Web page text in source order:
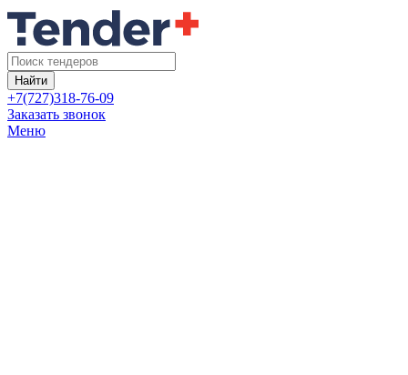
Найти
+7(727)318-76-09
Заказать звонок
Меню